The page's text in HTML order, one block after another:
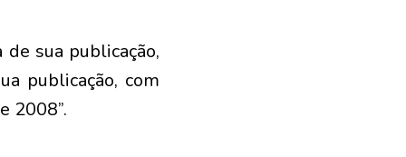
sua publicação,
publicação, com
2008”.